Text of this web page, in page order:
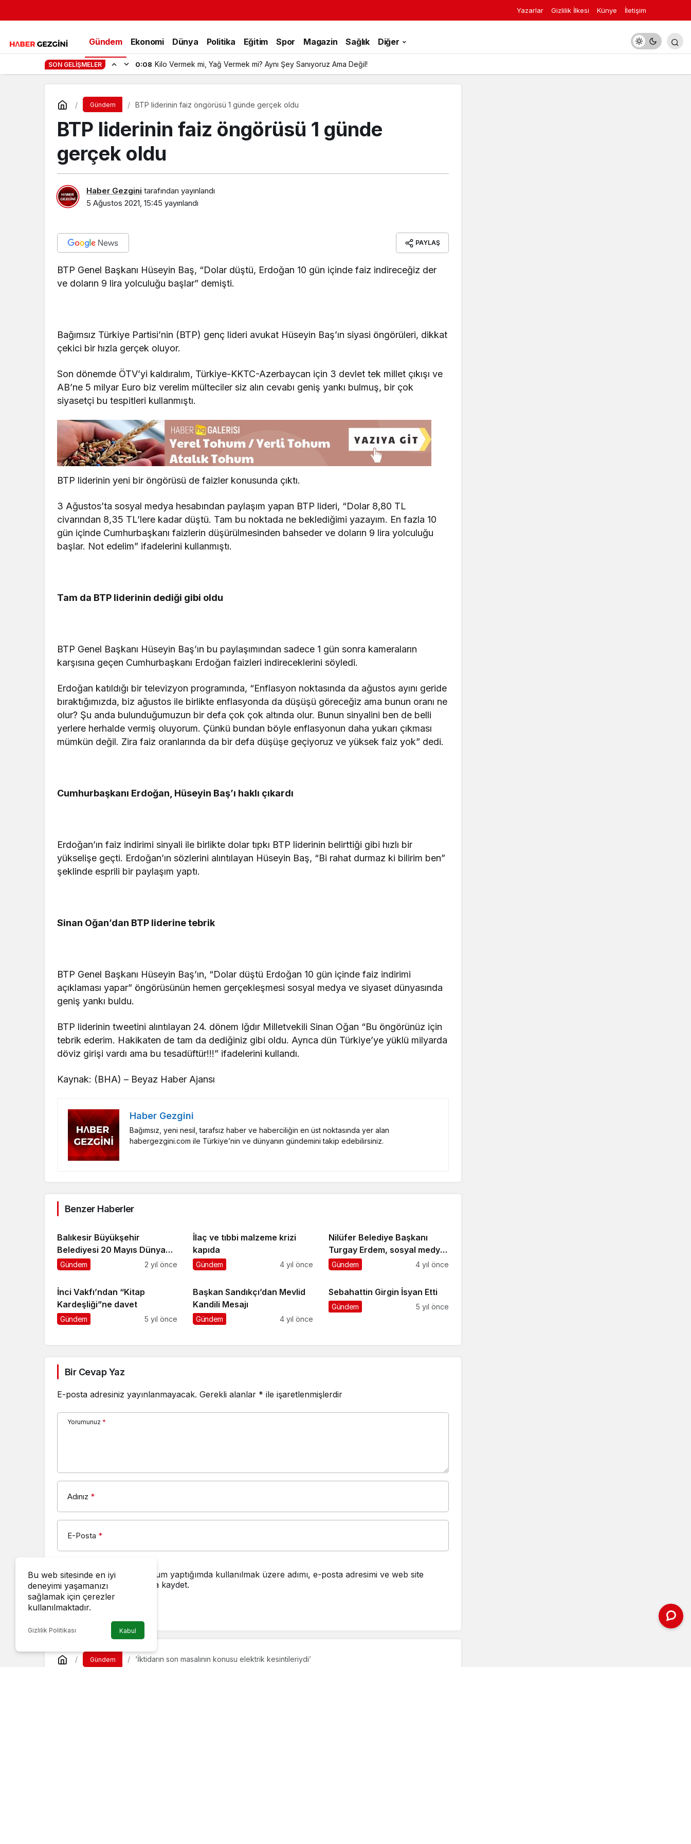
Yazarlar Gizlilik İlkesi Künye İletişim
Gündem Ekonomi Dünya Politika Eğitim Spor Magazin Sağlık Diğer
SON GELIŞMELER 0:08 Kilo Vermek mi, Yağ Vermek mi? Aynı Şey Sanıyoruz Ama Değil!
Gündem BTP liderinin faiz öngörüsü 1 günde gerçek oldu
BTP liderinin faiz öngörüsü 1 günde
gerçek oldu
Haber Gezgini tarafından yayınlandı
5 Ağustos 2021, 15:45 yayınlandı
PAYLAŞ
BTP Genel Başkanı Hüseyin Baş, “Dolar düştü, Erdoğan 10 gün içinde faiz indireceğiz der
ve doların 9 lira yolculuğu başlar” demişti.
Bağımsız Türkiye Partisi’nin (BTP) genç lideri avukat Hüseyin Baş’ın siyasi öngörüleri, dikkat
çekici bir hızla gerçek oluyor.
Son dönemde ÖTV’yi kaldıralım, Türkiye-KKTC-Azerbaycan için 3 devlet tek millet çıkışı ve
AB’ne 5 milyar Euro biz verelim mülteciler siz alın cevabı geniş yankı bulmuş, bir çok
siyasetçi bu tespitleri kullanmıştı.
BTP liderinin yeni bir öngörüsü de faizler konusunda çıktı.
3 Ağustos’ta sosyal medya hesabından paylaşım yapan BTP lideri, “Dolar 8,80 TL
civarından 8,35 TL’lere kadar düştü. Tam bu noktada ne beklediğimi yazayım. En fazla 10
gün içinde Cumhurbaşkanı faizlerin düşürülmesinden bahseder ve doların 9 lira yolculuğu
başlar. Not edelim” ifadelerini kullanmıştı.
Tam da BTP liderinin dediği gibi oldu
BTP Genel Başkanı Hüseyin Baş’ın bu paylaşımından sadece 1 gün sonra kameraların
karşısına geçen Cumhurbaşkanı Erdoğan faizleri indireceklerini söyledi.
Erdoğan katıldığı bir televizyon programında, “Enflasyon noktasında da ağustos ayını geride
bıraktığımızda, biz ağustos ile birlikte enflasyonda da düşüşü göreceğiz ama bunun oranı ne
olur? Şu anda bulunduğumuzun bir defa çok çok altında olur. Bunun sinyalini ben de belli
yerlere herhalde vermiş oluyorum. Çünkü bundan böyle enflasyonun daha yukarı çıkması
mümkün değil. Zira faiz oranlarında da bir defa düşüşe geçiyoruz ve yüksek faiz yok” dedi.
Cumhurbaşkanı Erdoğan, Hüseyin Baş’ı haklı çıkardı
Erdoğan’ın faiz indirimi sinyali ile birlikte dolar tıpkı BTP liderinin belirttiği gibi hızlı bir
yükselişe geçti. Erdoğan’ın sözlerini alıntılayan Hüseyin Baş, “Bi rahat durmaz ki bilirim ben”
şeklinde esprili bir paylaşım yaptı.
Sinan Oğan’dan BTP liderine tebrik
BTP Genel Başkanı Hüseyin Baş’ın, “Dolar düştü Erdoğan 10 gün içinde faiz indirimi
açıklaması yapar” öngörüsünün hemen gerçekleşmesi sosyal medya ve siyaset dünyasında
geniş yankı buldu.
BTP liderinin tweetini alıntılayan 24. dönem Iğdır Milletvekili Sinan Oğan “Bu öngörünüz için
tebrik ederim. Hakikaten de tam da dediğiniz gibi oldu. Ayrıca dün Türkiye’ye yüklü milyarda
döviz girişi vardı ama bu tesadüftür!!!” ifadelerini kullandı.
Kaynak: (BHA) – Beyaz Haber Ajansı
Haber Gezgini
Bağımsız, yeni nesil, tarafsız haber ve haberciliğin en üst noktasında yer alan
habergezgini.com ile Türkiye’nin ve dünyanın gündemini takip edebilirsiniz.
Benzer Haberler
Balıkesir Büyükşehir
Belediyesi 20 Mayıs Dünya
Arı Günü’ne yoğun ilgi
Gündem 2 yıl önce
İlaç ve tıbbi malzeme krizi
kapıda
Gündem 4 yıl önce
Nilüfer Belediye Başkanı
Turgay Erdem, sosyal medya
üzerinden başlatılan
hakkında açıklama yaptı
Gündem 4 yıl önce
İnci Vakfı’ndan “Kitap
Kardeşliği”ne davet
Gündem 5 yıl önce
Başkan Sandıkçı’dan Mevlid
Kandili Mesajı
Gündem 4 yıl önce
Sebahattin Girgin İsyan Etti
Gündem 5 yıl önce
Bir Cevap Yaz
E-posta adresiniz yayınlanmayacak. Gerekli alanlar * ile işaretlenmişlerdir
Yorumunuz *
Adınız *
E-Posta *
Bir dahaki sefere yorum yaptığımda kullanılmak üzere adımı, e-posta adresimi ve web site
adresimi bu tarayıcıya kaydet.
YORUM GÖNDER
Gündem ‘İktidarın son masalının konusu elektrik kesintileriydi’
Bu web sitesinde en iyi
deneyimi yaşamanızı
sağlamak için çerezler
kullanılmaktadır.
Gizlilik Politikası Kabul